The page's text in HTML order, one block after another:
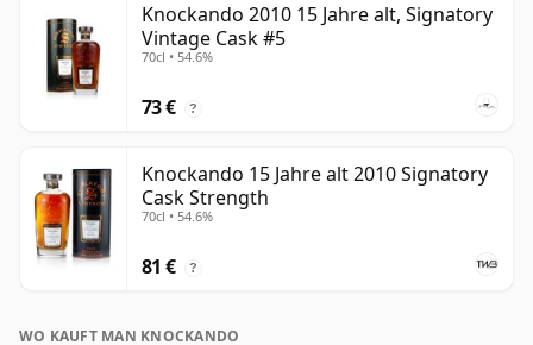
Knockando 2010 15 Jahre alt, Signatory
Vintage Cask #5
70cl • 54.6%
73 € ?
Knockando 15 Jahre alt 2010 Signatory
Cask Strength
70cl • 54.6%
81 € ?
WO KAUFT MAN KNOCKANDO